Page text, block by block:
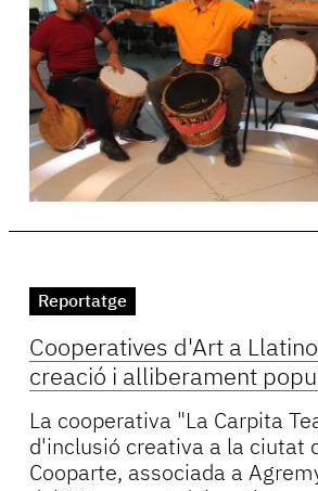
Reportatge
Cooperatives d'Art a
creació i alliberament
La cooperativa "La Carpita
d'inclusió creativa a la ciutat
Cooparte, associada a